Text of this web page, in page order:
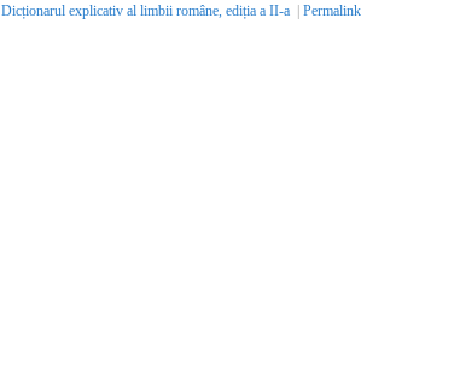
Dicționarul explicativ al limbii române, ediția a II-a | Permalink